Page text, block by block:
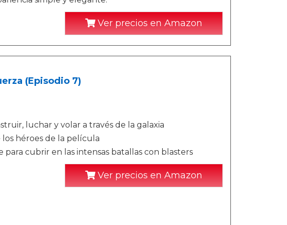
Ver precios en Amazon
(Episodio 7)
luchar y volar a través de la galaxia
héroes de la película
cubrir en las intensas batallas con blasters
Ver precios en Amazon